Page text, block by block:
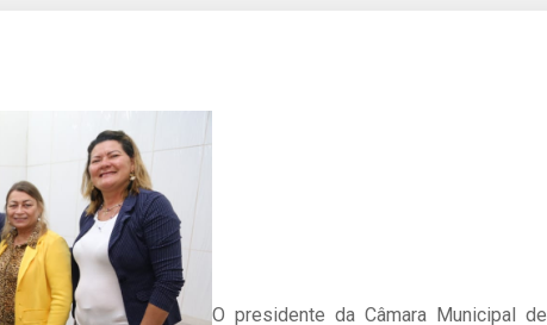
O presidente da Câmara Municipal de